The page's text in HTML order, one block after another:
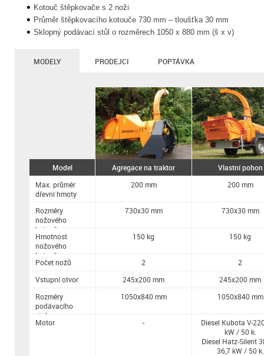
Kotouč štěpkovače s 2 noži
Průměr štěpkovacího kotouče 730 mm – tloušťka 30 mm
Sklopný podávací stůl o rozměrech 1050 x 880 mm (š x v)
MODELY PRODEJCI POPTÁVKA
Model
Max. průměr
dřevní hmoty
Rozměry
nožového
kotouče
Hmotnost
nožového
kotouče
Počet nožů
Vstupní otvor
Rozměry
podávacího
stolu
Motor
Agregace na traktor
Vlastní pohon
200 mm
200 mm
730x30 mm 730x30 mm
150 kg 150 kg
2
2
245x200 mm
245x200 mm
1050x840 mm
1050x840 mm
-
Diesel Kubota V-
kW / 50 k.
Diesel Hatz-Silent
36,7 kW / 50 k.